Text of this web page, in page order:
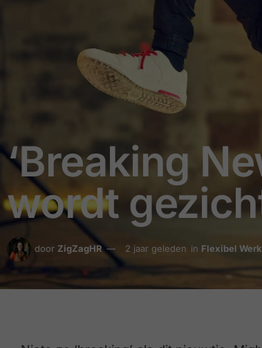
‘Breaking
wordt
door ZigZagHR 2 jaar geleden in Flexibel